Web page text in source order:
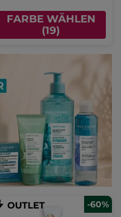
FARBE WÄHLEN
(19)
-60%